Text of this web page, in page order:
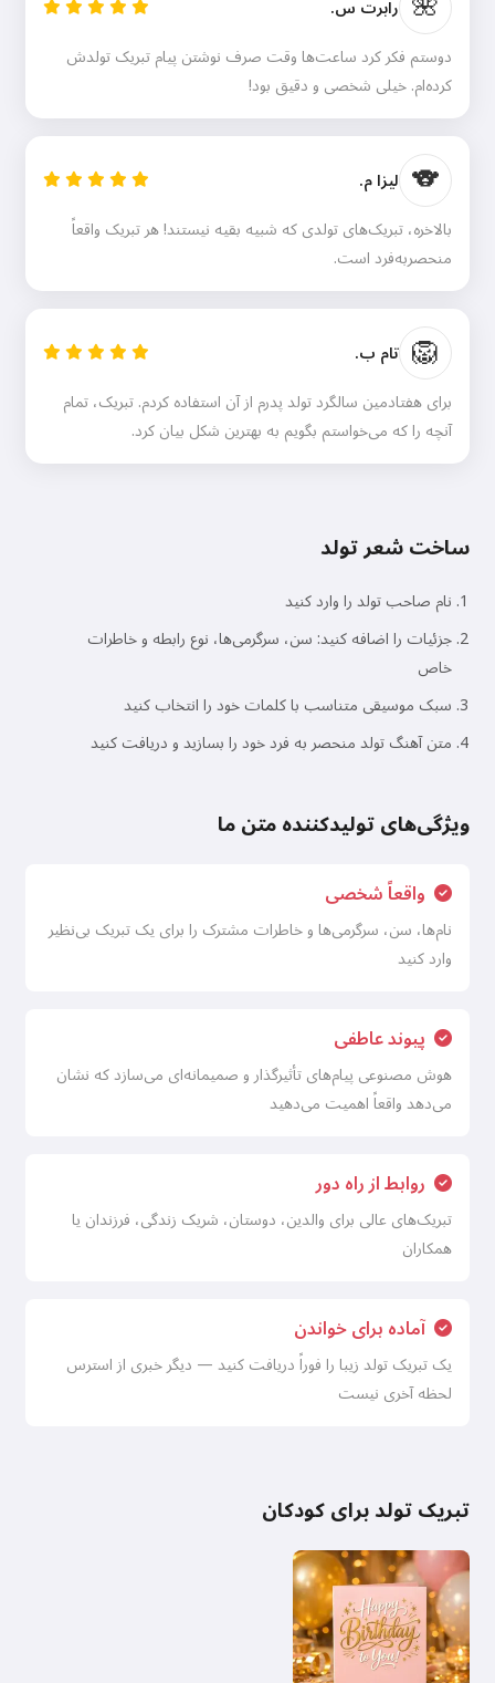
رابرت س.
دوستم فکر کرد ساعت‌ها وقت صرف نوشتن پیام تبریک تولدش
کرده‌ام. خیلی شخصی و دقیق بود!
🐨 لیزا م.
بالاخره، تبریک‌های تولدی که شبیه بقیه نیستند! هر تبریک واقعاً
منحصربه‌فرد است.
🦁 تام ب.
برای هفتادمین سالگرد تولد پدرم از آن استفاده کردم. تبریک، تمام
آنچه را که می‌خواستم بگویم به بهترین شکل بیان کرد.
ساخت شعر تولد
نام صاحب تولد را وارد کنید
جزئیات را اضافه کنید: سن، سرگرمی‌ها، نوع رابطه و خاطرات
خاص
سبک موسیقی متناسب با کلمات خود را انتخاب کنید
متن آهنگ تولد منحصر به فرد خود را بسازید و دریافت کنید
ویژگی‌های تولیدکننده متن ما
واقعاً شخصی
نام‌ها، سن، سرگرمی‌ها و خاطرات مشترک را برای یک تبریک بی‌نظیر
وارد کنید
پیوند عاطفی
هوش مصنوعی پیام‌های تأثیرگذار و صمیمانه‌ای می‌سازد که نشان
می‌دهد واقعاً اهمیت می‌دهید
روابط از راه دور
تبریک‌های عالی برای والدین، دوستان، شریک زندگی، فرزندان یا
همکاران
آماده برای خواندن
یک تبریک تولد زیبا را فوراً دریافت کنید — دیگر خبری از استرس
لحظه آخری نیست
تبریک تولد برای کودکان
من می‌توانم آهنگ بسازم، شعر و
تبریک بنویسم 🥰
من می‌پذیرم:شرایط خدمات,
سیاست حفظ حریم خصوصی
سیاست بازپرداخت